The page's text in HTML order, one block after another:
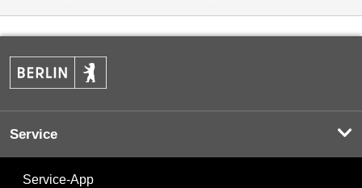
Service
Service-App